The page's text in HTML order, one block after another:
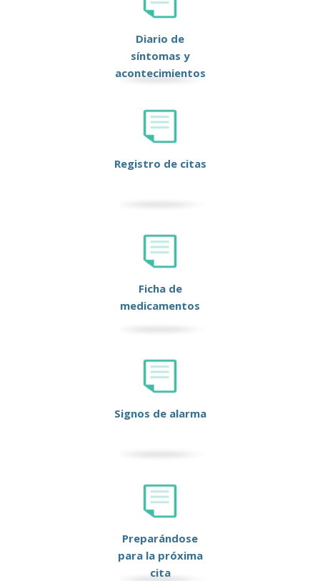
Diario de
síntomas y
acontecimientos
Registro de citas
Ficha de
medicamentos
Signos de alarma
Preparándose
para la próxima
cita